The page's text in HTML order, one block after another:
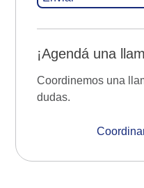
¡Agendá una
Coordinemos una
dudas.